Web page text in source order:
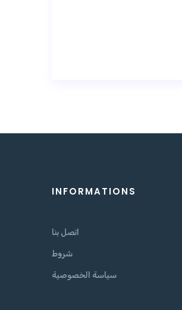
INFORMATIONS
اتصل بنا
شروط
سياسة الخصوصية